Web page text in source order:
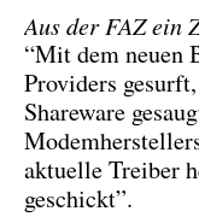
Aus der FAZ ein
“Mit dem neuen
Providers
Shareware
aktuelle Treiber
geschickt”.